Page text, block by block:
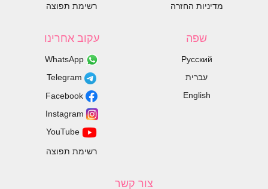
מדיניות החזרה
רשימת תפוצה
שפה
Русский
עברית
English
עקוב אחרינו
רשימת תפוצה
צור קשר